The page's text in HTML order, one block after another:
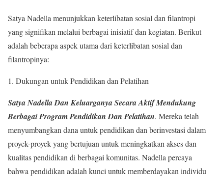
Satya Nadella menunjukkan keterlibatan sosial dan filantropi
yang signifikan melalui berbagai inisiatif dan kegiatan. Berikut
adalah beberapa aspek utama dari keterlibatan sosial dan
filantropinya:
1. Dukungan untuk Pendidikan dan Pelatihan
Satya Nadella Dan Keluarganya Secara Aktif Mendukung
Berbagai Program Pendidikan Dan Pelatihan. Mereka telah
menyumbangkan dana untuk pendidikan dan berinvestasi dalam
proyek-proyek yang bertujuan untuk meningkatkan akses dan
kualitas pendidikan di berbagai komunitas. Nadella percaya
bahwa pendidikan adalah kunci untuk memberdayakan individu